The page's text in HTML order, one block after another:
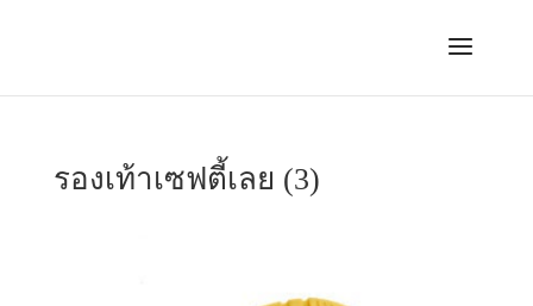
รองเท้าเซฟตี้เลย (3)